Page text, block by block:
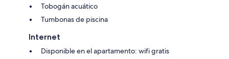
Tobogán acuático
Tumbonas de piscina
Internet
Disponible en el apartamento: wifi gratis